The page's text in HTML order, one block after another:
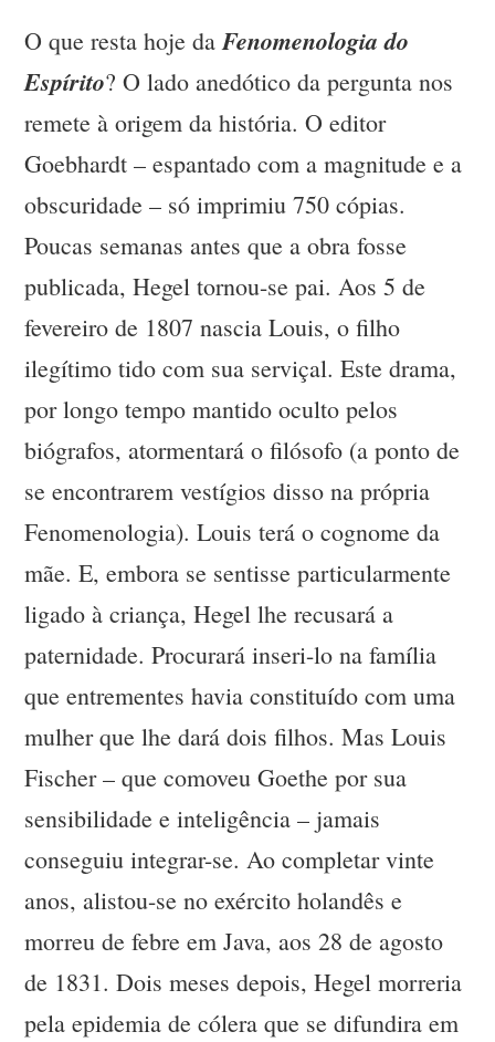
O que resta hoje daFenomenologia do
Espírito? O lado anedótico da pergunta nos
remete à origem da história. O editor
Goebhardt – espantado com a magnitude e a
obscuridade – só imprimiu 750 cópias.
Poucas semanas antes que a obra fosse
publicada, Hegel tornou-se pai. Aos 5 de
fevereiro de 1807 nascia Louis, o filho
ilegítimo tido com sua serviçal. Este drama,
por longo tempo mantido oculto pelos
biógrafos, atormentará o filósofo (a ponto de
se encontrarem vestígios disso na própria
Fenomenologia). Louis terá o cognome da
mãe. E, embora se sentisse particularmente
ligado à criança, Hegel lhe recusará a
paternidade. Procurará inseri-lo na família
que entrementes havia constituído com uma
mulher que lhe dará dois filhos. Mas Louis
Fischer – que comoveu Goethe por sua
sensibilidade e inteligência – jamais
conseguiu integrar-se. Ao completar vinte
anos, alistou-se no exército holandês e
morreu de febre em Java, aos 28 de agosto
de 1831. Dois meses depois, Hegel morreria
pela epidemia de cólera que se difundira em